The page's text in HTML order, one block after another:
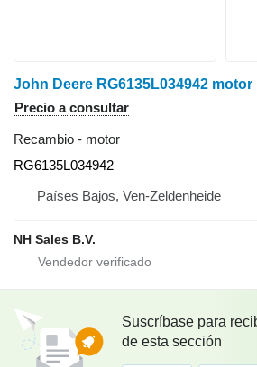
Precio a consultar
Recambio - motor
RG6135L034942
Países Bajos, Ven-Zeldenheide
NH Sales B.V.
Suscríbase para
de esta sección